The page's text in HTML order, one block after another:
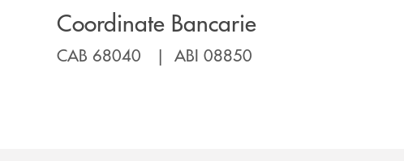
Coordinate Bancarie
CAB 68040 | ABI 08850